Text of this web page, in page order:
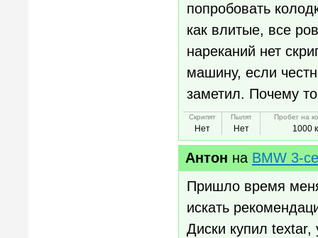
попробовать
как влитые, все
нареканий нет
машину, если
заметил. Почему
Скрипят
Нет
Пылят
Нет
Пробег на
1000
Антон на BMW 3-
Пришло время
искать
Диски купил textar,